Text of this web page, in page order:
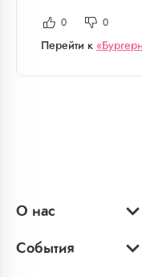
0 0
Перейти к
О нас
События